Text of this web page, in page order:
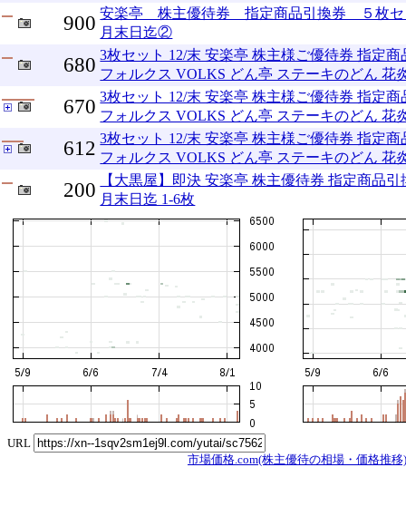
900 安楽亭 株主優待券 指定商品引換券 ５枚
月末日迄②
680 3枚セット 12/末 安楽亭 株主様ご優待券 指定
フォルクス VOLKS どん亭 ステーキのどん 花
670 3枚セット 12/末 安楽亭 株主様ご優待券 指定
フォルクス VOLKS どん亭 ステーキのどん 花
612 3枚セット 12/末 安楽亭 株主様ご優待券 指定
フォルクス VOLKS どん亭 ステーキのどん 花
200
【大黒屋】即決 安楽亭 株主優待券 指定商品
月末日迄 1-6枚
URL
市場価格.com(株主優待の相場・価格推移)